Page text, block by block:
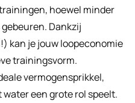
hoewel minder
Dankzij
kan je jouw loopeconomie
trainingsvorm.
vermogensprikkel,
een grote rol speelt.